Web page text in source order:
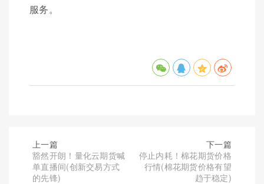
服务。
上一篇
豁然开朗！量化云期货喊
单直播间(创新交易方式
的先锋)
下一篇
停止内耗！棉花期货价格
行情(棉花期货价格有望
趋于稳定)